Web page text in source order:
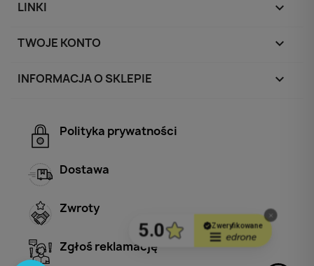
LINKI 
TWOJE KONTO 
INFORMACJA O SKLEPIE keyboard_arrow_down
Polityka prywatności
Dostawa
Zwroty
Zgłoś reklamację